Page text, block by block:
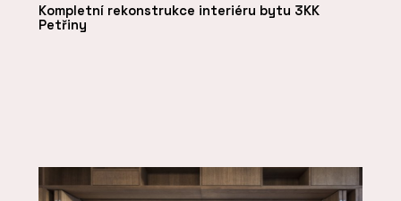
Kompletní rekonstrukce interiéru bytu 3KK
Petřiny